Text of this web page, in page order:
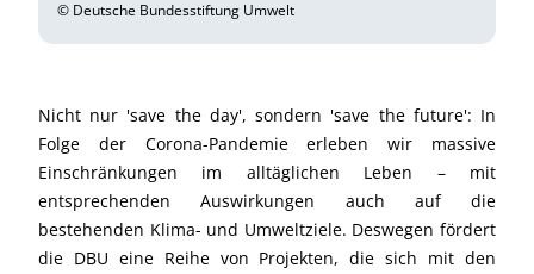
© Deutsche Bundesstiftung Umwelt
Nicht nur 'save the day', sondern 'save the future': In
Folge der Corona-Pandemie erleben wir massive
Einschränkungen im alltäglichen Leben – mit
entsprechenden Auswirkungen auch auf die
bestehenden Klima- und Umweltziele. Deswegen fördert
die DBU eine Reihe von Projekten, die sich mit den